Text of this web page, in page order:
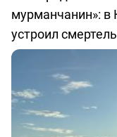
мурманчанин»: в
устроил